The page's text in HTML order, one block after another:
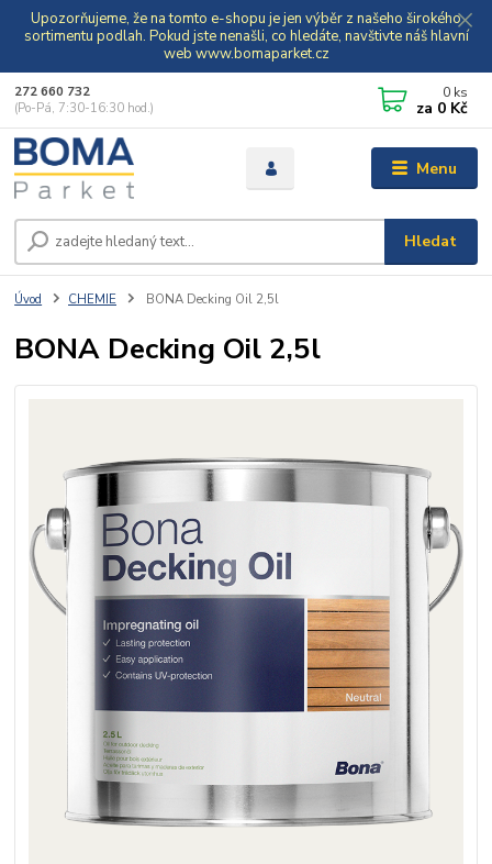
Upozorňujeme, že na tomto e-shopu je jen výběr z našeho širokého
sortimentu podlah. Pokud jste nenašli, co hledáte, navštivte náš hlavní
web www.bomaparket.cz
Menu
Hledat
272 660 732
(Po-Pá, 7:30-16:30 hod.)
0 ks
za 0 Kč
Úvod CHEMIE BONA Decking Oil 2,5l
BONA Decking Oil 2,5l